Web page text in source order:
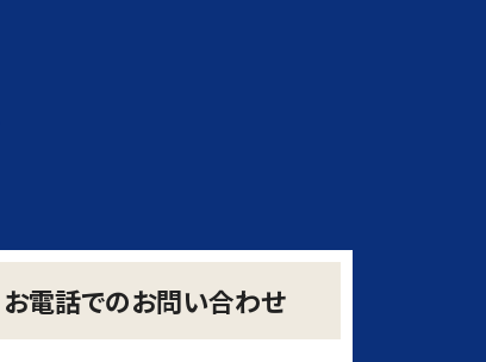
お電話でのお問い合わせ